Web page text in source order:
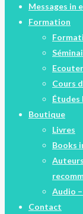
Messages in
Formation
Cours
Études
Boutique
Livres
Books
Audio
Contact